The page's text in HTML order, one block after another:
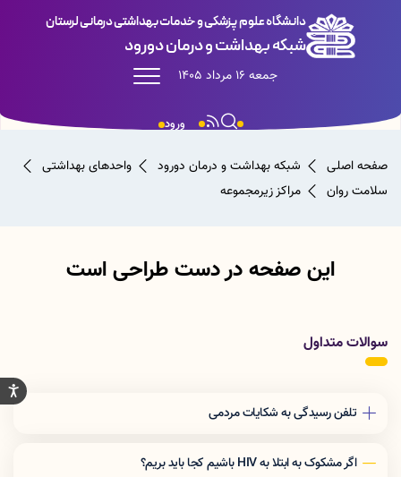
دانشگاه علوم پزشکی و خدمات بهداشتی درمانی لرستان
شبکه بهداشت و درمان دورود
جمعه 16 مرداد 1405
ورود
صفحه اصلی شبکه بهداشت و درمان دورود
واحدهای بهداشتی
سلامت روان
مراکز زیرمجموعه
این صفحه در دست طراحی است
سوالات متداول
تلفن رسیدگی به شکایات مردمی
اگر مشکوک به ابتلا به HIV باشیم کجا باید بریم؟